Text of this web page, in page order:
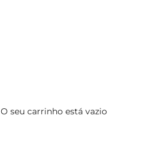
O seu carrinho está vazio
CHAPTER 19